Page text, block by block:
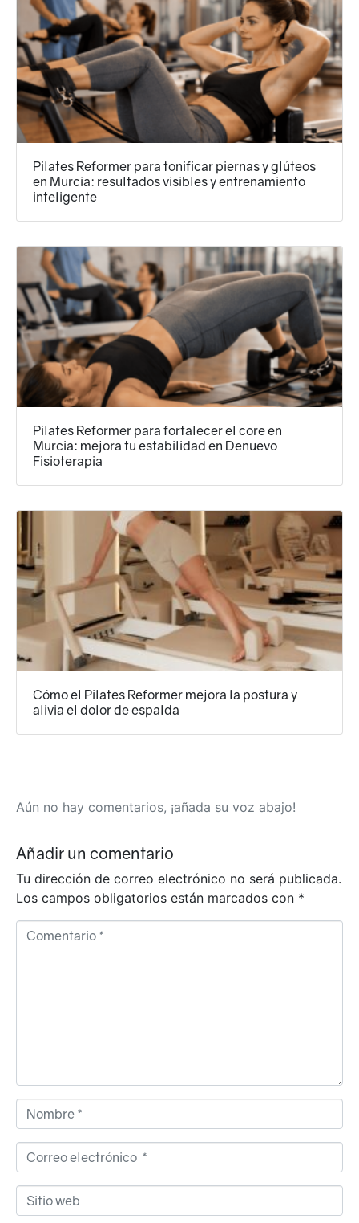
Pilates Reformer para tonificar piernas y glúteos
en Murcia: resultados visibles y entrenamiento
inteligente
Pilates Reformer para fortalecer el core en
Murcia: mejora tu estabilidad en Denuevo
Fisioterapia
Cómo el Pilates Reformer mejora la postura y
alivia el dolor de espalda
Aún no hay comentarios, ¡añada su voz abajo!
Añadir un comentario
Tu dirección de correo electrónico no será publicada.
Los campos obligatorios están marcados con *
i
o
o
m
r
o
r
i